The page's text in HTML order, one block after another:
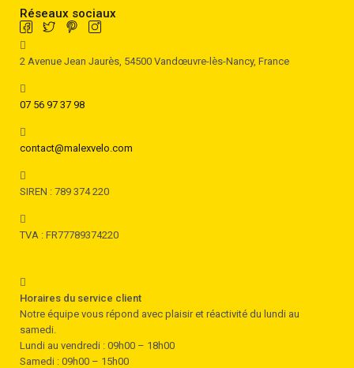
Réseaux sociaux
2 Avenue Jean Jaurès, 54500 Vandœuvre-lès-Nancy, France
07 56 97 37 98
contact@malexvelo.com
SIREN : 789 374 220
TVA : FR77789374220
Horaires du service client
Notre équipe vous répond avec plaisir et réactivité du lundi au
samedi.
Lundi au vendredi : 09h00 – 18h00
Samedi : 09h00 – 15h00